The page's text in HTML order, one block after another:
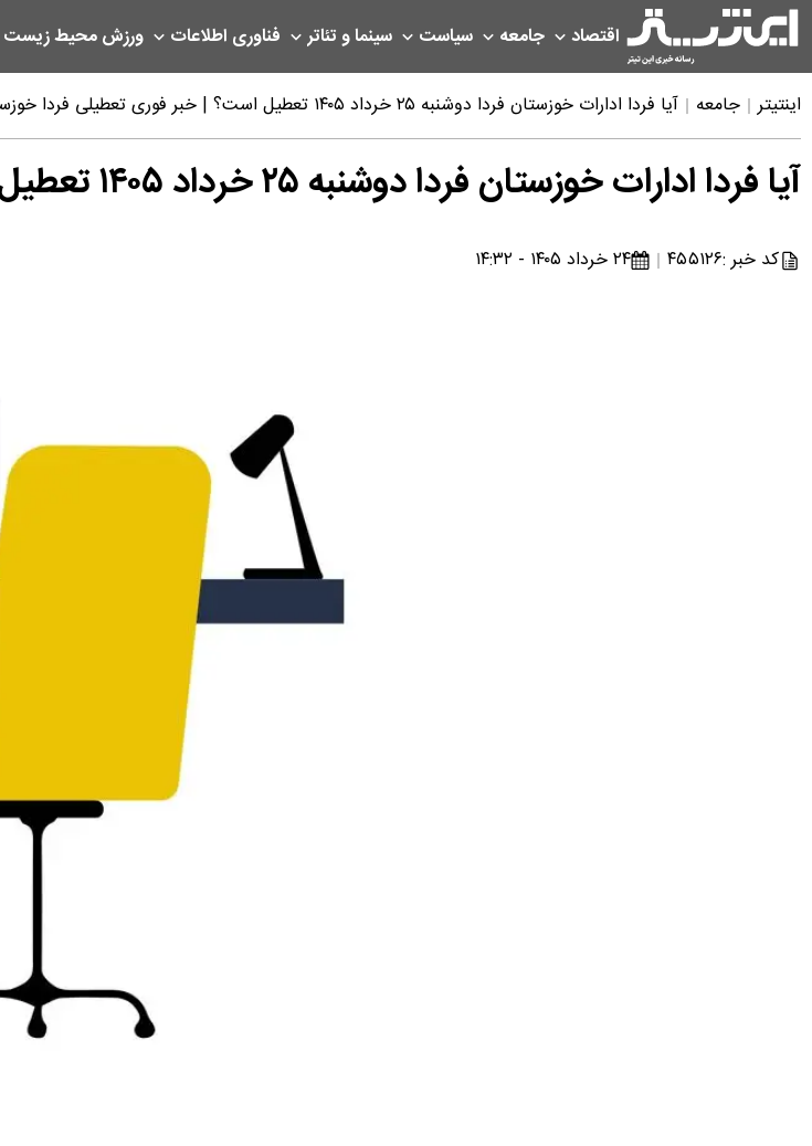
اقتصاد جامعه سیاست سینما و تئاتر فناوری اطلاعات ورزشمحیط زیست
اینتیتر جامعه آیا فردا ادارات خوزستان فردا دوشنبه ۲۵ خرداد ۱۴۰۵ تعطیل است؟ | خبر فوری تعطیلی فردا خوزستان
آیا فردا ادارات خوزستان فردا دوشنبه ۲۵ خرداد ۱۴۰۵ تعطیل است؟ | خبر فوری تعطیلی فردا خوزستان
کد خبر :۴۵۵۱۲۶ ۲۴ خرداد ۱۴۰۵ - ۱۴:۳۲